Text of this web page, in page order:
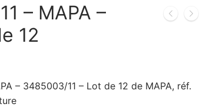
– MAPA –
12
– 3485003/11 – Lot de 12 de MAPA, réf.